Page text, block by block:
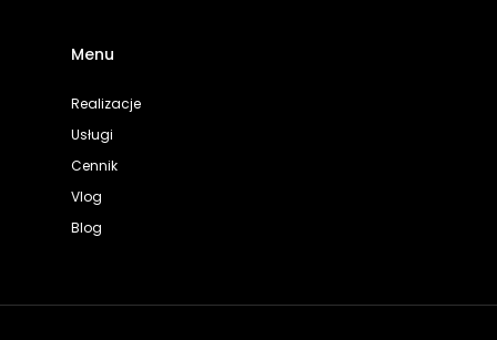
Menu
Realizacje
Usługi
Cennik
Vlog
Blog